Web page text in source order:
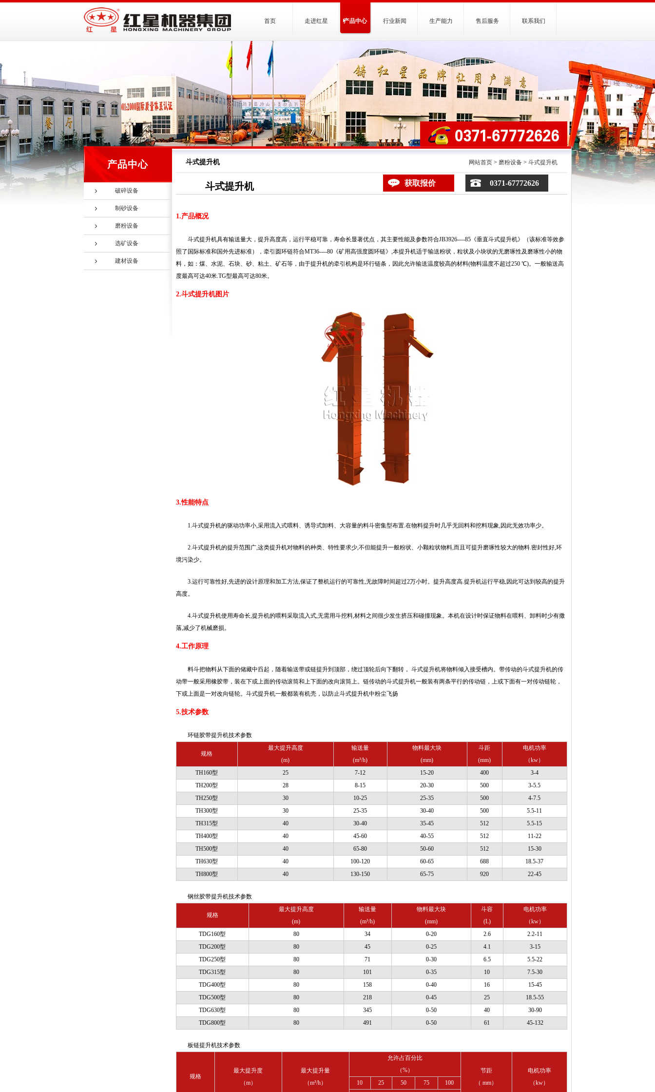
首页 走进红星 产品中心 行业新闻 生产能力 售后服务 联系我们
产品中心
破碎设备
制砂设备
磨粉设备
选矿设备
建材设备
斗式提升机 网站首页> 磨粉设备> 斗式提升机
斗式提升机 获取报价 0371-67772626
1.产品概况
斗式提升机具有输送量大，提升高度高，运行平稳可靠，寿命长显著优点，其主要性能及参数符合JB3926----85《垂直斗式提升机》（该标准等效参
照了国际标准和国外先进标准），牵引圆环链符合MT36----80《矿用高强度圆环链》,本提升机适于输送粉状，粒状及小块状的无磨琢性及磨琢性小的物
料，如：煤、水泥、石块、砂、粘土、矿石等，由于提升机的牵引机构是环行链条，因此允许输送温度较高的材料(物料温度不超过250 ℃)。一般输送高
度最高可达40米.TG型最高可达80米。
2.斗式提升机图片
3.性能特点
1.斗式提升机的驱动功率小,采用流入式喂料、诱导式卸料、大容量的料斗密集型布置.在物料提升时几乎无回料和挖料现象,因此无效功率少。
2.斗式提升机的提升范围广,这类提升机对物料的种类、特性要求少,不但能提升一般粉状、小颗粒状物料,而且可提升磨琢性较大的物料.密封性好,环
境污染少。
3.运行可靠性好,先进的设计原理和加工方法,保证了整机运行的可靠性,无故障时间超过2万小时。提升高度高.提升机运行平稳,因此可达到较高的提升
高度。
4.斗式提升机使用寿命长,提升机的喂料采取流入式,无需用斗挖料,材料之间很少发生挤压和碰撞现象。本机在设计时保证物料在喂料、卸料时少有撒
落,减少了机械磨损。
4.工作原理
料斗把物料从下面的储藏中舀起，随着输送带或链提升到顶部，绕过顶轮后向下翻转， 斗式提升机将物料倾入接受槽内。带传动的斗式提升机的传
动带一般采用橡胶带，装在下或上面的传动滚筒和上下面的改向滚筒上。链传动的斗式提升机一般装有两条平行的传动链，上或下面有一对传动链轮，
下或上面是一对改向链轮。斗式提升机一般都装有机壳，以防止斗式提升机中粉尘飞扬
5.技术参数
环链胶带提升机技术参数
规格
最大提升高度
(m)
输送量
(m³/h)
物料最大块
(mm)
斗距
(mm)
电机功率
（kw）
TH160型
25 7-12 15-20 400
3-4
TH200型
28 8-15 20-30 500
3-5.5
TH250型
30 10-25 25-35 500
4-7.5
TH300型
30 25-35 30-40 500
5.5-11
TH315型
40 30-40 35-45 512
5.5-15
TH400型
40 45-60 40-55 512
11-22
TH500型
40 65-80 50-60 512
15-30
TH630型
40 100-120 60-65 688
18.5-37
TH800型
40 130-150 65-75 920 22-45
钢丝胶带提升机技术参数
规格
最大提升高度
(m)
输送量
(m³/h)
物料最大块
(mm)
斗容
(L)
电机功率
（kw）
TDG160型
80 34 0-20 2.6
2.2-11
TDG200型
80 45 0-25 4.1
3-15
TDG250型
80 71 0-30 6.5
5.5-22
TDG315型
80 101 0-35 10
7.5-30
TDG400型
80 158 0-40 16
15-45
TDG500型
80 218 0-45 25
18.5-55
TDG630型
80 345 0-50 40
30-90
TDG800型
80 491 0-50 61 45-132
板链提升机技术参数
规格
最大提升度
（m）
最大提升量
（m³/h）
允许占百分比
（%）
节距
（ mm）
电机功率
（kw）
10 25 50 75 100